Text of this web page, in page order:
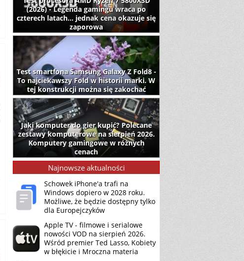
(2026) - Legenda gamingu wraca po
czterech latach... jednak cena okazuje się
zaporowa
Test smartfona Samsung Galaxy Z Fold8 -
To najciekawszy Fold w historii marki. W
tej konstrukcji można się zakochać
Jaki komputer do gier kupić? Polecane
zestawy komputerowe na sierpień 2026.
Komputery gamingowe w różnych
cenach
Najnowsze aktualności
Schowek iPhone'a trafi na
Windows dopiero w 2028 roku.
Możliwe, że będzie dostępny tylko
dla Europejczyków
Apple TV - filmowe i serialowe
nowości VOD na sierpień 2026.
Wśród premier Ted Lasso, Kobiety
w błękicie i Mroczna materia